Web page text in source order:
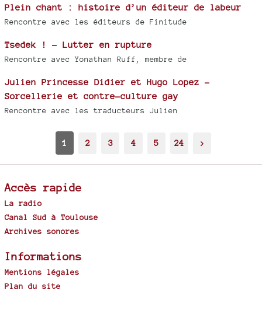
Plein chant : histoire d’un éditeur de labeur
Rencontre avec les éditeurs de Finitude
Tsedek ! - Lutter en rupture
Rencontre avec Yonathan Ruff, membre de
Julien Princesse Didier et Hugo Lopez -
Sorcellerie et contre-culture gay
Rencontre avec les traducteurs Julien
1 2 3 4 5 24 >
Accès rapide
La radio
Canal Sud à Toulouse
Archives sonores
Informations
Mentions légales
Plan du site